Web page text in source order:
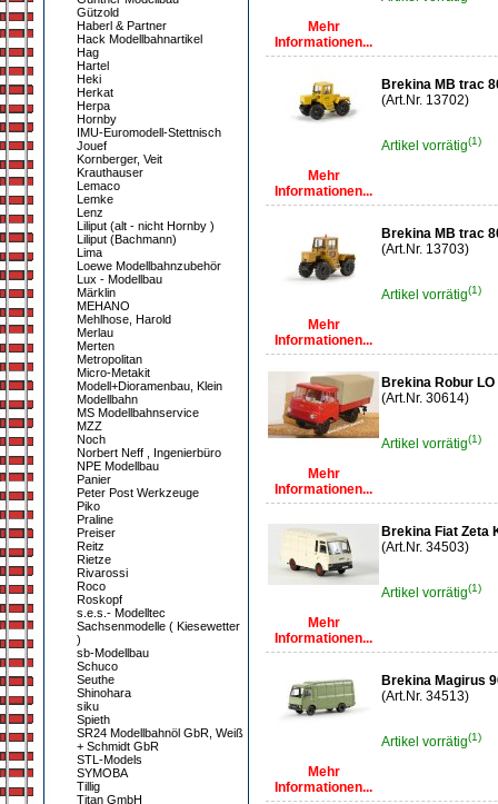
Gützold
Haberl & Partner
Hack Modellbahnartikel
Hag
Hartel
Heki
Herkat
Herpa
Hornby
IMU-Euromodell-Stettnisch
Jouef
Kornberger, Veit
Krauthauser
Lemaco
Lemke
Lenz
Liliput (alt - nicht Hornby )
Liliput (Bachmann)
Lima
Loewe Modellbahnzubehör
Lux - Modellbau
Märklin
MEHANO
Mehlhose, Harold
Merlau
Merten
Metropolitan
Micro-Metakit
Modell+Dioramenbau, Klein
Modellbahn
MS Modellbahnservice
MZZ
Noch
Norbert Neff , Ingenierbüro
NPE Modellbau
Panier
Peter Post Werkzeuge
Piko
Praline
Preiser
Reitz
Rietze
Rivarossi
Roco
Roskopf
s.e.s.- Modelltec
Sachsenmodelle ( Kiesewetter
)
sb-Modellbau
Schuco
Seuthe
Shinohara
siku
Spieth
SR24 Modellbahnöl GbR, Weiß
+ Schmidt GbR
STL-Models
SYMOBA
Tillig
Titan GmbH
Mehr
Informationen...
Mehr
Informationen...
Brekina MB trac
(Art.Nr. 13702)
Artikel vorrätig(1)
Mehr
Informationen...
Brekina MB trac
(Art.Nr. 13703)
Artikel vorrätig(1)
Mehr
Informationen...
Brekina Robur
(Art.Nr. 30614)
Artikel vorrätig(1)
Mehr
Informationen...
Brekina Fiat Zeta
(Art.Nr. 34503)
Artikel vorrätig(1)
Mehr
Informationen...
Brekina Magirus
(Art.Nr. 34513)
Artikel vorrätig(1)